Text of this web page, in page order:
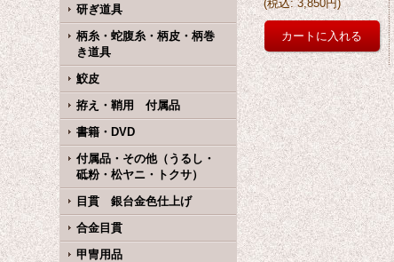
研ぎ道具
柄糸・蛇腹糸・柄皮・柄巻
き道具
鮫皮
拵え・鞘用 付属品
書籍・DVD
付属品・その他（うるし・
砥粉・松ヤニ・トクサ）
目貫 銀台金色仕上げ
合金目貫
甲冑用品
(税込: 3,850円)